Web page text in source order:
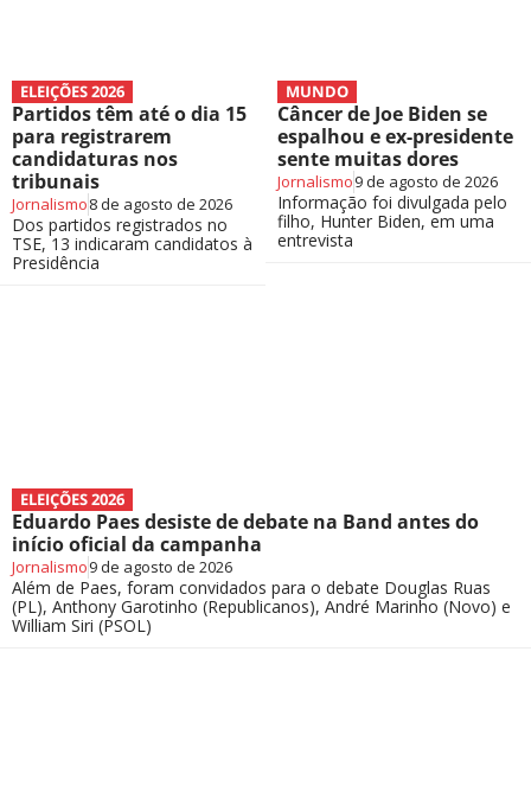
ELEIÇÕES 2026
Partidos têm até o dia 15
para registrarem
candidaturas nos
tribunais
Jornalismo8 de agosto de 2026
Dos partidos registrados no
TSE, 13 indicaram candidatos à
Presidência
MUNDO
Câncer de Joe Biden se
espalhou e ex-presidente
sente muitas dores
Jornalismo9 de agosto de 2026
Informação foi divulgada pelo
filho, Hunter Biden, em uma
entrevista
ELEIÇÕES 2026
Eduardo Paes desiste de debate na Band antes do
início oficial da campanha
Jornalismo9 de agosto de 2026
Além de Paes, foram convidados para o debate Douglas Ruas
(PL), Anthony Garotinho (Republicanos), André Marinho (Novo) e
William Siri (PSOL)